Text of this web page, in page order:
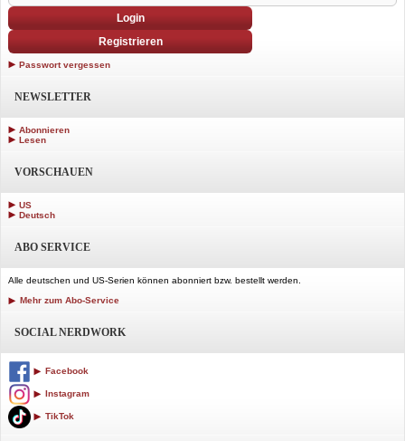
Login
Registrieren
Passwort vergessen
NEWSLETTER
Abonnieren
Lesen
VORSCHAUEN
US
Deutsch
ABO SERVICE
Alle deutschen und US-Serien können abonniert bzw. bestellt werden.
Mehr zum Abo-Service
SOCIAL NERDWORK
Facebook
Instagram
TikTok